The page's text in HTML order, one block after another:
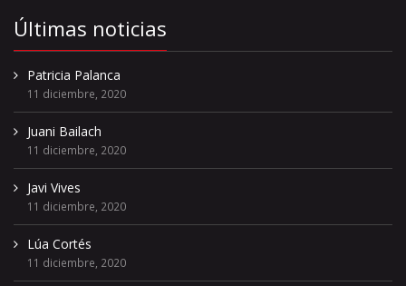
Últimas noticias
Patricia Palanca
11 diciembre, 2020
Juani Bailach
11 diciembre, 2020
Javi Vives
11 diciembre, 2020
Lúa Cortés
11 diciembre, 2020